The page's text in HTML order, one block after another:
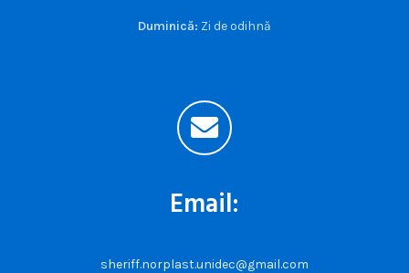
Duminică: Zi de odihnă
Email:
sheriff.norplast.unidec@gmail.com